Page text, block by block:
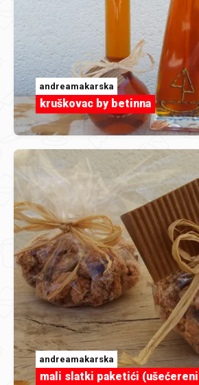
andreamakarska
kruškovac by betinna
andreamakarska
mali slatki paketići